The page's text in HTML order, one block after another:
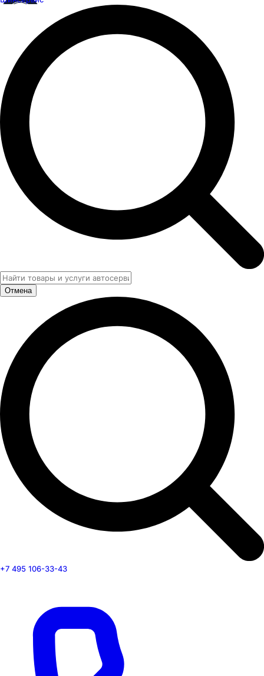
Отмена
+7 495 106-33-43